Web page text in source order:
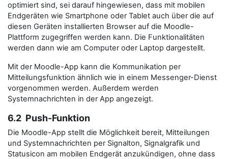
optimiert sind, sei darauf hingewiesen, dass mit mobilen
Endgeräten wie Smartphone oder Tablet auch über die auf
diesen Geräten installierten Browser auf die Moodle-
Plattform zugegriffen werden kann. Die Funktionalitäten
werden dann wie am Computer oder Laptop dargestellt.
Mit der Moodle-App kann die Kommunikation per
Mitteilungsfunktion ähnlich wie in einem Messenger-Dienst
vorgenommen werden. Außerdem werden
Systemnachrichten in der App angezeigt.
6.2 Push-Funktion
Die Moodle-App stellt die Möglichkeit bereit, Mitteilungen
und Systemnachrichten per Signalton, Signalgrafik und
Statusicon am mobilen Endgerät anzukündigen, ohne dass